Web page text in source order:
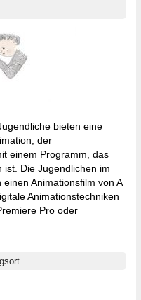
bieten eine
der
einem Programm, das
ist. Die Jugendlichen im
Animationsfilm von A
Animationstechniken
Pro oder